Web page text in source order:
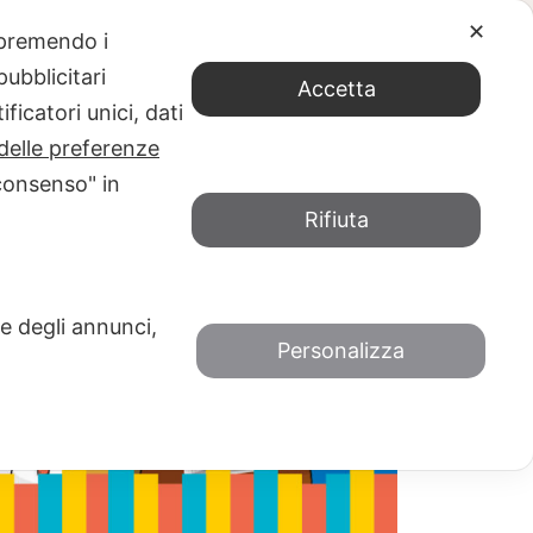
2017: PISA BOOK FESTIVAL
✕
i
unici, dati
preferenze
in
degli annunci,
Accetta
Rifiuta
Personalizza